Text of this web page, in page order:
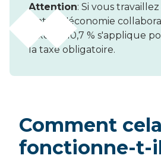
Attention: Si vous
statut d'économie
taxe de 10,7 % s'applique
la taxe obligatoire.
Comment cela
fonctionne-t-